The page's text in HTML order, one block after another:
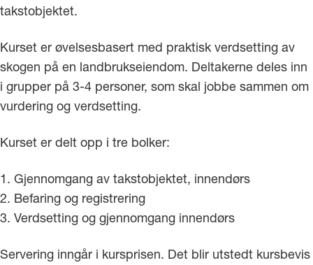
takstobjektet.
Kurset er øvelsesbasert med praktisk verdsetting av
skogen på en landbrukseiendom. Deltakerne deles inn
i grupper på 3-4 personer, som skal jobbe sammen om
vurdering og verdsetting.
Kurset er delt opp i tre bolker:
1. Gjennomgang av takstobjektet, innendørs
2. Befaring og registrering
3. Verdsetting og gjennomgang innendørs
Servering inngår i kursprisen. Det blir utstedt kursbevis